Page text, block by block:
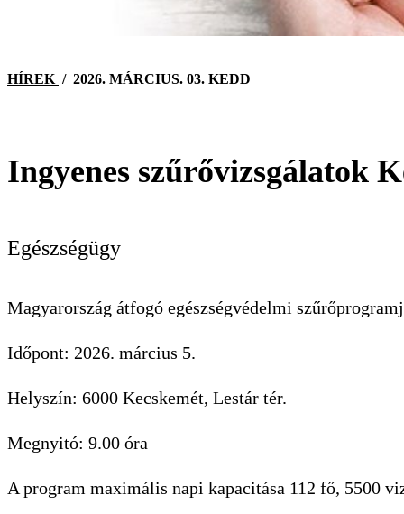
HÍREK / 2026. MÁRCIUS. 03. KEDD
Ingyenes szűrővizsgálatok
Egészségügy
Magyarország átfogó egészségvédelmi
Időpont: 2026. március 5.
Helyszín: 6000 Kecskemét, Lestár tér.
Megnyitó: 9.00 óra
A program maximális napi kapacitása 112 fő, 5500